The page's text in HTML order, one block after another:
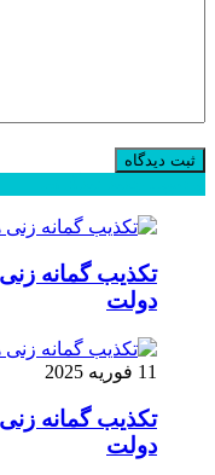
تکذیب گمانه
دولت
11 فوریه 2025
تکذیب گمانه
دولت